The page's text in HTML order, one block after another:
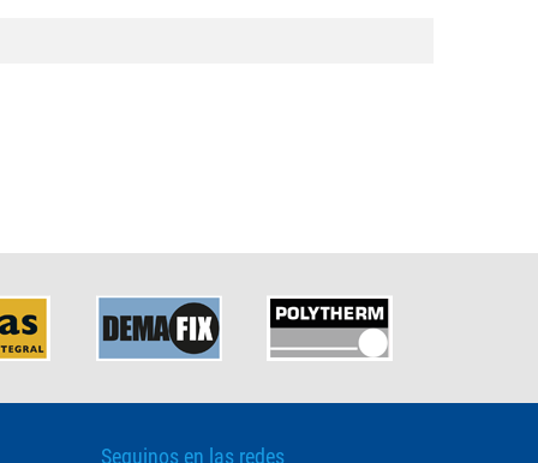
Seguinos en las redes